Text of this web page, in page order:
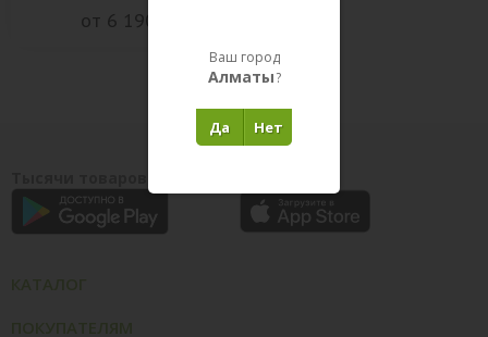
от 6 190 ₸
Ваш город
Алматы?
Нет
Да